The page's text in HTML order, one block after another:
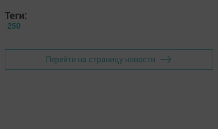
Теги:
250
Перейти на страницу новости